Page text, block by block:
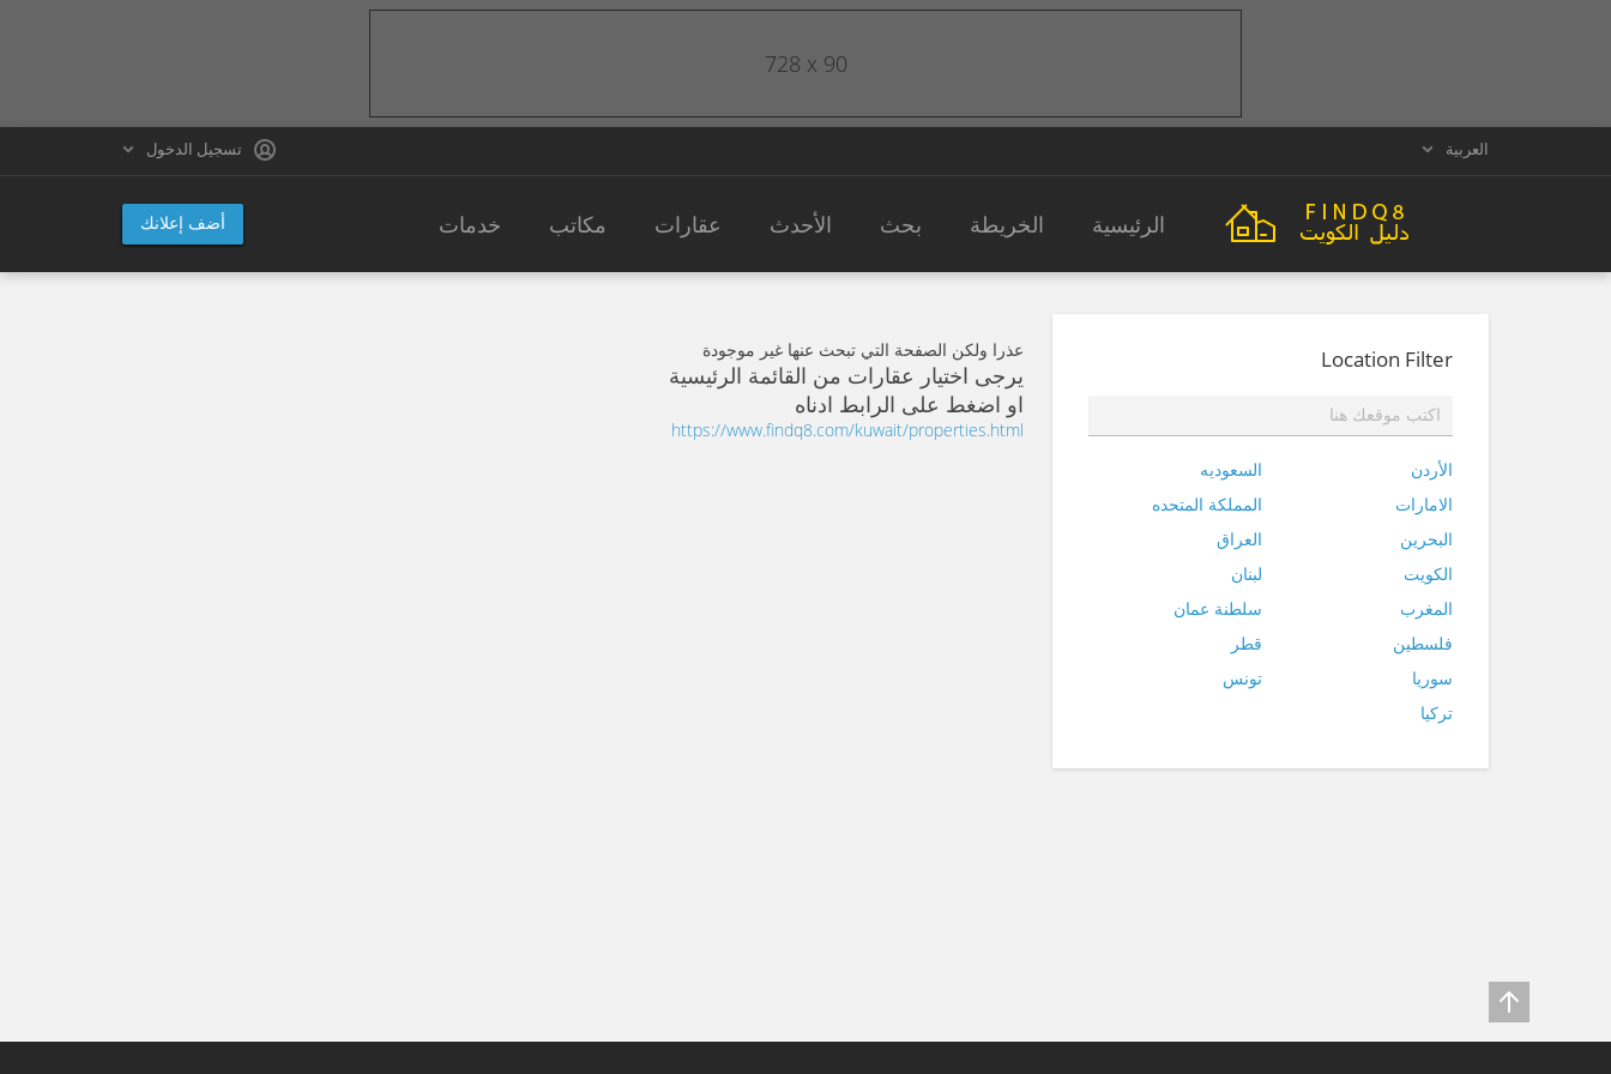
العربية تسجيل الدخول
أضف إعلانك الرئيسية الخريطة بحث الأحدث عقارات مكاتب خدمات
Location Filter
الأردن
السعوديه
الامارات
المملكة المتحده
البحرين
العراق
الكويت
لبنان
المغرب
سلطنة عمان
فلسطين
قطر
سوريا
تونس
تركيا
عذرا ولكن الصفحة التي تبحث عنها غير موجودة
يرجى اختيار عقارات من القائمة الرئيسية
او اضغط على الرابط ادناه
https://www.findq8.com/kuwait/properties.html
728 x 90